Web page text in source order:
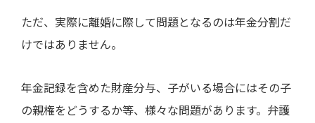
ただ、実際に離婚に際して問題となるのは年金分割だ
けではありません。
年金記録を含めた財産分与、子がいる場合にはその子
の親権をどうするか等、様々な問題があります。弁護